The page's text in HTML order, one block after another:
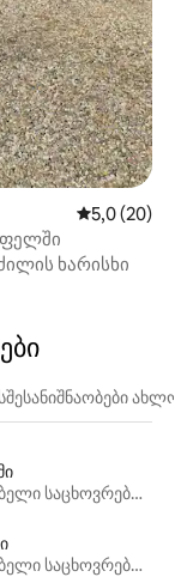
საშუალო
5,0 (20)
ხარისხი
დასასვენებელი საცხოვრებლები
დასასვენებელი საცხოვრებლები